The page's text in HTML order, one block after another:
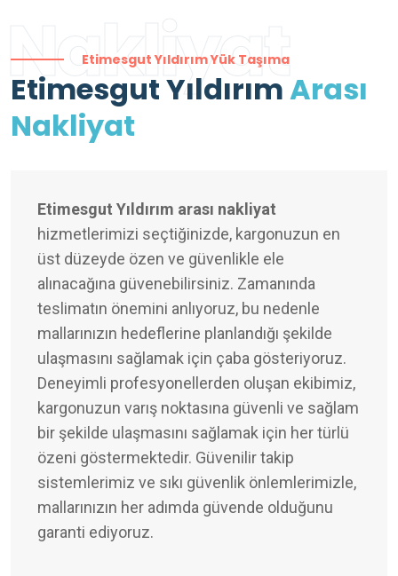
Nakliyat
Etimesgut Yıldırım Yük Taşıma
Etimesgut YıldırımArası
Nakliyat
Etimesgut Yıldırım arası nakliyat
hizmetlerimizi seçtiğinizde, kargonuzun en
üst düzeyde özen ve güvenlikle ele
alınacağına güvenebilirsiniz. Zamanında
teslimatın önemini anlıyoruz, bu nedenle
mallarınızın hedeflerine planlandığı şekilde
ulaşmasını sağlamak için çaba gösteriyoruz.
Deneyimli profesyonellerden oluşan ekibimiz,
kargonuzun varış noktasına güvenli ve sağlam
bir şekilde ulaşmasını sağlamak için her türlü
özeni göstermektedir. Güvenilir takip
sistemlerimiz ve sıkı güvenlik önlemlerimizle,
mallarınızın her adımda güvende olduğunu
garanti ediyoruz.